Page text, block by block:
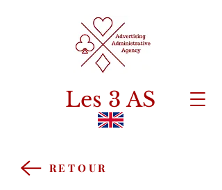
Les 3 AS
RETOUR